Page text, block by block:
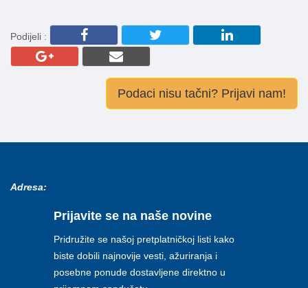
Podijeli :
Podaci nisu tačni? Prijavi nam!
Adresa:
Prijavite se na naše novine
Pridružite se našoj pretplatničkoj listi kako
biste dobili najnovije vesti, ažuriranja i
posebne ponude dostavljene direktno u